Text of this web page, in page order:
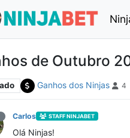
de Outubro
Ganhos dos Ninjas 4
Carlos STAFF NINJABET
Olá Ninjas!